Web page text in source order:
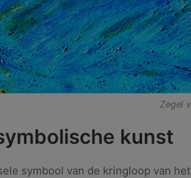
Zegel
kunst
symbool van de kringloop van